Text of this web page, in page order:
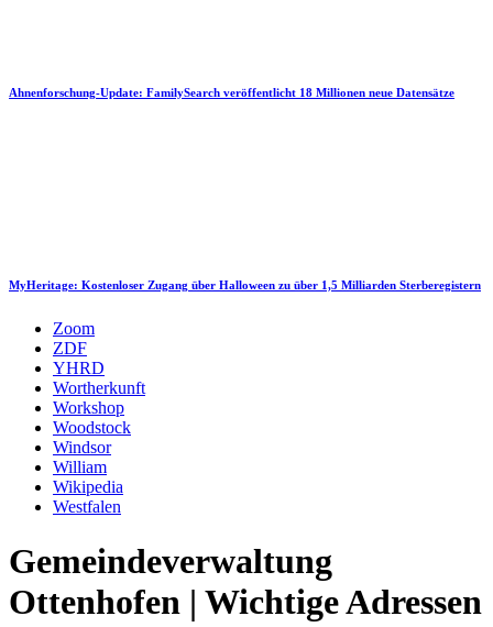
Ahnenforschung-Update: FamilySearch veröffentlicht 18 Millionen neue Datensätze
MyHeritage: Kostenloser Zugang über Halloween zu über 1,5 Milliarden Sterberegistern
Zoom
ZDF
YHRD
Wortherkunft
Workshop
Woodstock
Windsor
William
Wikipedia
Westfalen
Gemeindeverwaltung
Ottenhofen | Wichtige Adressen